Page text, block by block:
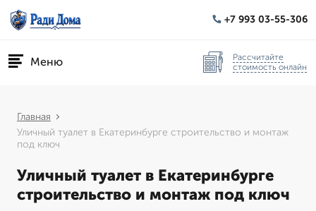
+7 993 03-55-306
Меню
Рассчитайте
стоимость онлайн
Главная
Уличный туалет в Екатеринбурге строительство и монтаж
под ключ
Уличный туалет в Екатеринбурге
строительство и монтаж под ключ